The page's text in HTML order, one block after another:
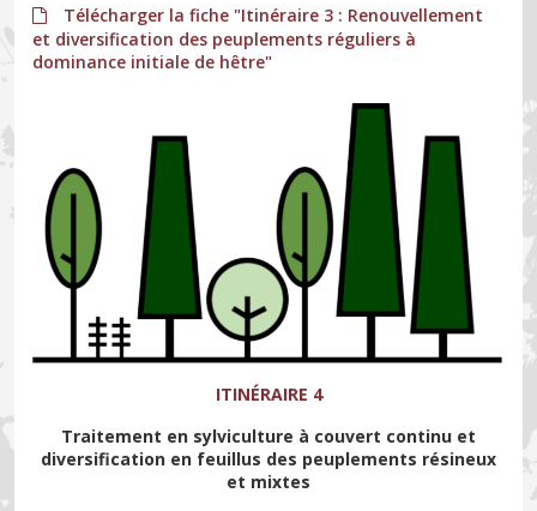
Télécharger la fiche "Itinéraire 3 : Renouvellement
et diversification des peuplements réguliers à
dominance initiale de hêtre"
ITINÉRAIRE 4
Traitement en sylviculture à couvert continu et
diversification en feuillus des peuplements résineux
et mixtes